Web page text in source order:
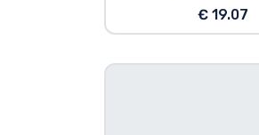
€ 19.07
Zoradiť podľa športu
Zoradiť podľa hudby